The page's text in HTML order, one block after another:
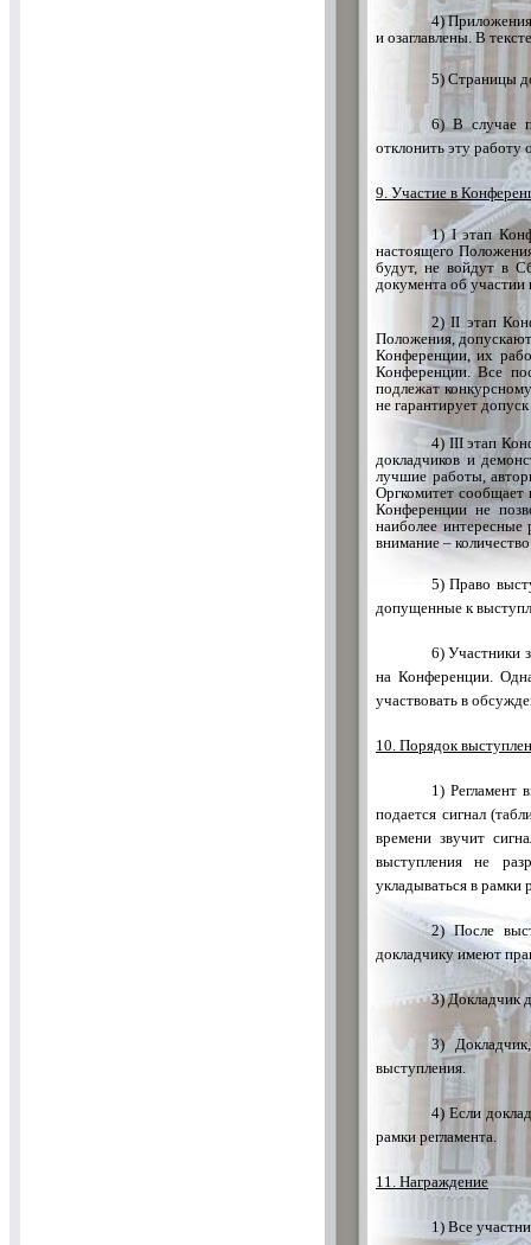
4) Приложения
и озаглавлены. В
5) Страницы
6) В случае
отклонить эту работу
9. Участие в
1)Iэтап
настоящего
будут, не войдут в
документа об
2)II этап
Положения,
Конференции, их
Конференции. Все
подлежат
не гарантирует
4) IIIэтап
докладчиков и
лучшие работы,
Оргкомитет сообщает
Конференции не
наиболее
внимание –
5) Право
допущенные к
6) Участники
на Конференции.
участвовать в
10. Порядок
1) Регламент
подается сигнал
времени звучит
выступления не
укладываться в рамки
2) После
докладчику имеют
3) Докладчик
3)
выступления.
4) Если
рамки регламента.
11. Награждение
1) Все